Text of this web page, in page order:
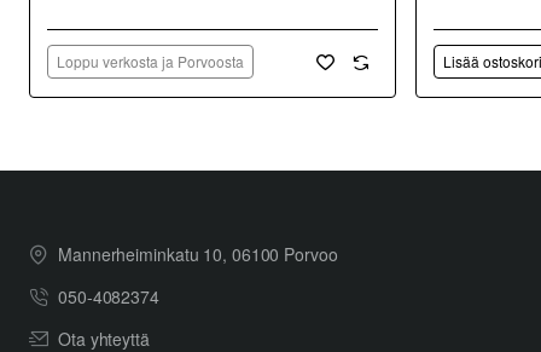
Loppu verkosta ja Porvoosta Lisää
Mannerheiminkatu 10, 06100 Porvoo
050-4082374
Ota yhteyttä